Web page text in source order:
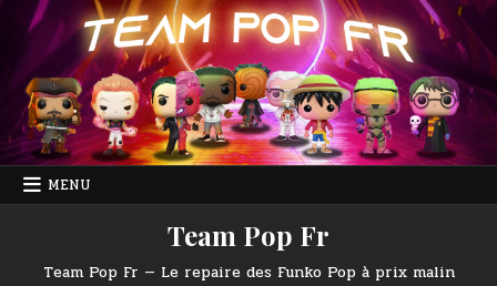
content
MENU
Team Pop Fr
Team Pop Fr — Le repaire des Funko Pop à prix malin